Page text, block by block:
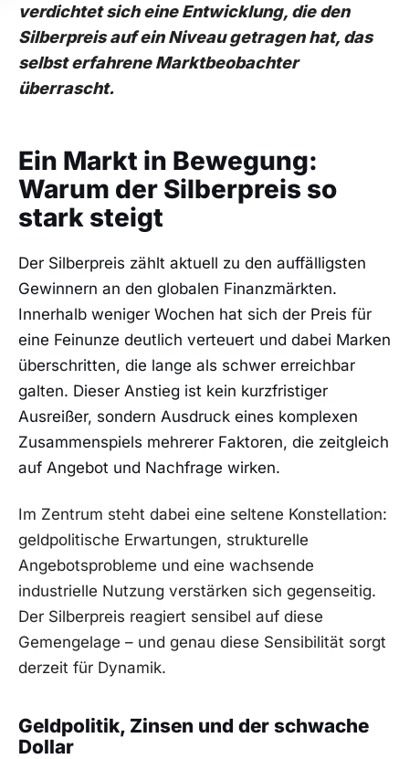
verdichtet sich eine Entwicklung, die den
Silberpreis auf ein Niveau getragen hat, das
selbst erfahrene Marktbeobachter
überrascht.
Ein Markt in Bewegung:
Warum der Silberpreis so
stark steigt
Der Silberpreis zählt aktuell zu den auffälligsten
Gewinnern an den globalen Finanzmärkten.
Innerhalb weniger Wochen hat sich der Preis für
eine Feinunze deutlich verteuert und dabei Marken
überschritten, die lange als schwer erreichbar
galten. Dieser Anstieg ist kein kurzfristiger
Ausreißer, sondern Ausdruck eines komplexen
Zusammenspiels mehrerer Faktoren, die zeitgleich
auf Angebot und Nachfrage wirken.
Im Zentrum steht dabei eine seltene Konstellation:
geldpolitische Erwartungen, strukturelle
Angebotsprobleme und eine wachsende
industrielle Nutzung verstärken sich gegenseitig.
Der Silberpreis reagiert sensibel auf diese
Gemengelage – und genau diese Sensibilität sorgt
derzeit für Dynamik.
Geldpolitik, Zinsen und der schwache
Dollar